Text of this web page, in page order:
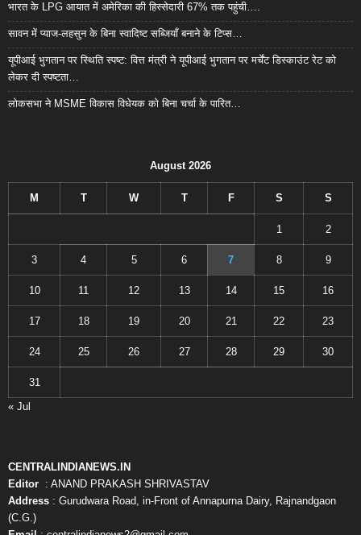
भारत के LPG आयात में अमेरिका की हिस्सेदारी 67% तक पहुंची….
सावन में प्याज-लहसुन के बिना स्वादिष्ट सब्जियाँ बनाने के टिप्स…
यूपीआई भुगतान पर स्थिति स्पष्ट: वित्त मंत्री ने यूपीआई भुगतान पर मर्चेंट डिस्काउंट रेट को
लेकर दी स्पष्टता…
लोकसभा ने MSME विकास विधेयक को बिना चर्चा के पारित…
August 2026
M T W T F S S
1 2
3 4 5 6 7 8 9
10 11 12 13 14 15 16
17 18 19 20 21 22 23
24 25 26 27 28 29 30
31
« Jul
CENTRALINDIANEWS.IN
Editor : ANAND PRAKASH SHRIVASTAV
Address : Gurudwara Road, in-Front of Annapurna Dairy, Rajnandgaon
(C.G.)